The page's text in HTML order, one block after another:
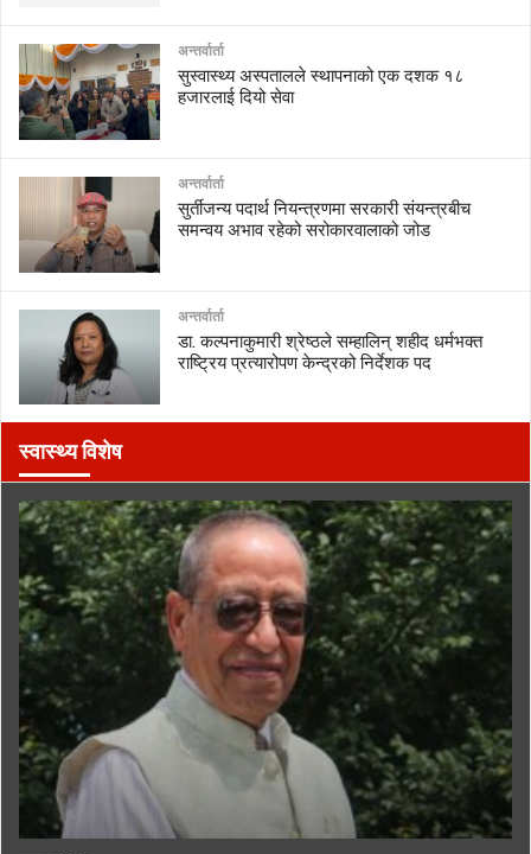
अन्तर्वार्ता
सुस्वास्थ्य अस्पतालले स्थापनाको एक दशक १८
हजारलाई दियो सेवा
अन्तर्वार्ता
सुर्तीजन्य पदार्थ नियन्त्रणमा सरकारी संयन्त्रबीच
समन्वय अभाव रहेको सरोकारवालाको जोड
अन्तर्वार्ता
डा. कल्पनाकुमारी श्रेष्ठले सम्हालिन् शहीद धर्मभक्त
राष्ट्रिय प्रत्यारोपण केन्द्रको निर्देशक पद
स्वास्थ्य विशेष